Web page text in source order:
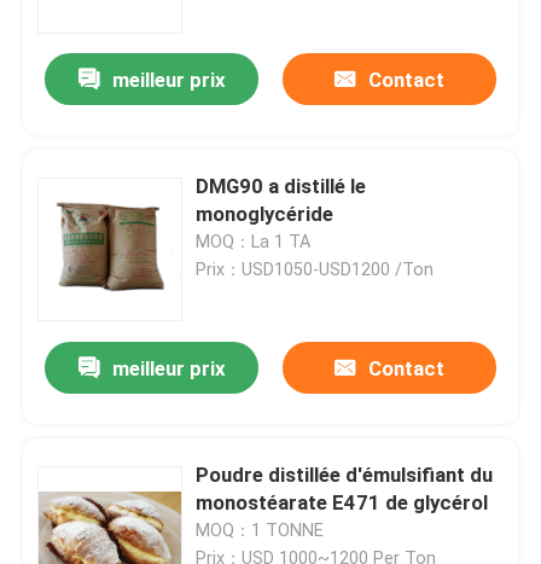
meilleur prix Contact
DMG90 a distillé le
monoglycéride
MOQ：La 1 TA
Prix：USD1050-USD1200 /Ton
meilleur prix Contact
Poudre distillée d'émulsifiant du
monostéarate E471 de glycérol
MOQ：1 TONNE
Prix：USD 1000~1200 Per Ton